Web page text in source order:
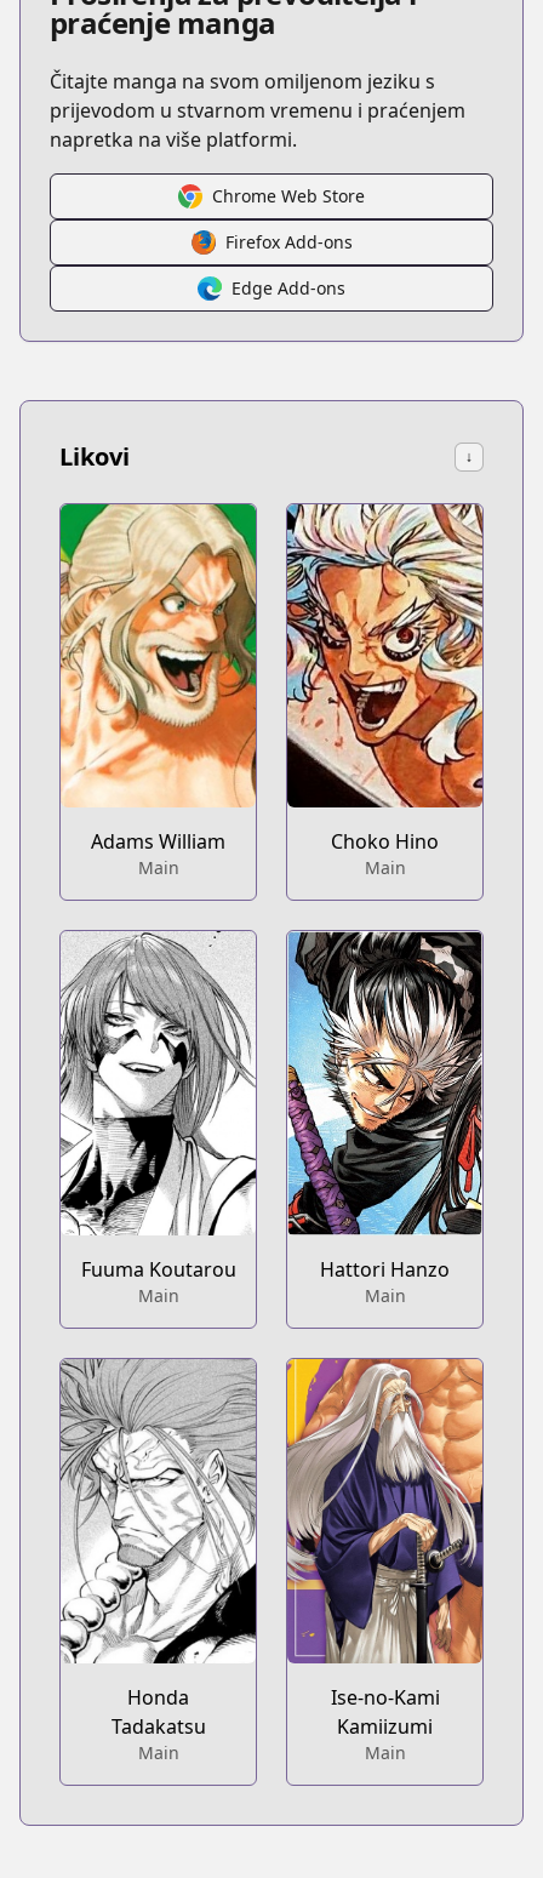
praćenje manga
Čitajte manga na svom omiljenom jeziku s
prijevodom u stvarnom vremenu i praćenjem
napretka na više platformi.
Chrome Web Store
Firefox Add-ons
Edge Add-ons
Likovi ↓
Adams William
Main
Choko Hino
Main
Fuuma Koutarou
Main
Hattori Hanzo
Main
Honda
Tadakatsu
Main
Ise-no-Kami
Kamiizumi
Main